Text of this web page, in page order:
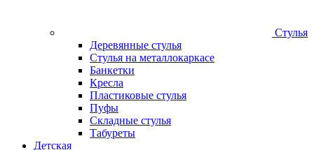
Стулья
Деревянные стулья
Стулья на металлокаркасе
Банкетки
Кресла
Пластиковые стулья
Пуфы
Складные стулья
Табуреты
Детская